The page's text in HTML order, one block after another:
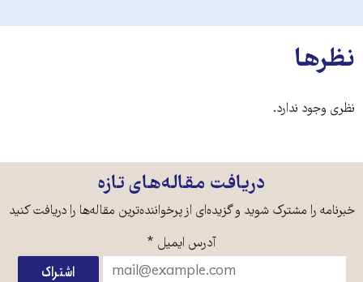
نظرها
نظری وجود ندارد.
دریافت مقاله‌های تازه
خبرنامه را مشترک شوید و گزیده‌ای از پرخواننده‌ترین مقاله‌ها را دریافت کنید
آدرس ایمیل *